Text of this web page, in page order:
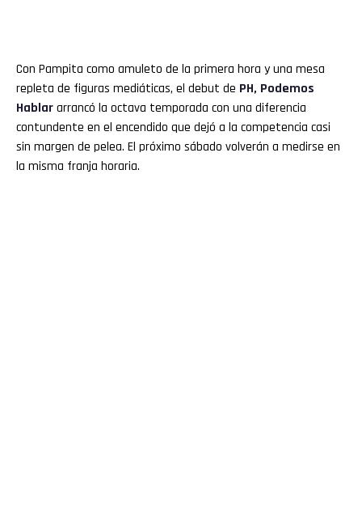
Con Pampita como amuleto de la primera hora y una mesa
repleta de figuras mediáticas, el debut de PH, Podemos
Hablararrancó la octava temporada con una diferencia
contundente en el encendido que dejó a la competencia casi
sin margen de pelea. El próximo sábado volverán a medirse en
la misma franja horaria.